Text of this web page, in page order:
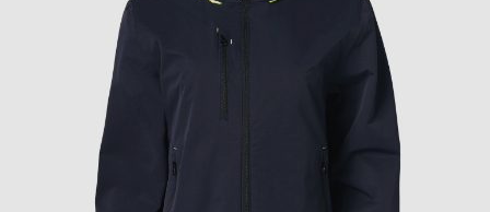
Bildergalerie
Bildergalerie